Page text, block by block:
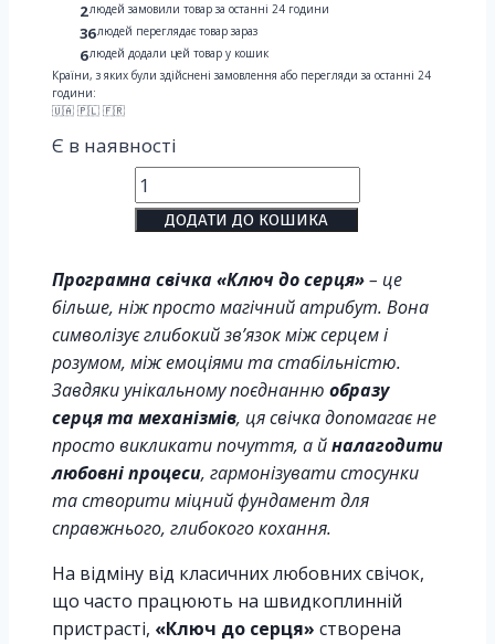
2людей замовили товар за останні 24 години
36людей переглядає товар зараз
6людей додали цей товар у кошик
Країни, з яких були здійснені замовлення або перегляди за останні 24
години:
🇺🇦 🇵🇱 🇫🇷
Є в наявності
ДОДАТИ ДО КОШИКА
Програмна свічка «Ключ до серця»– це
більше, ніж просто магічний атрибут. Вона
символізує глибокий зв’язок між серцем і
розумом, між емоціями та стабільністю.
Завдяки унікальному поєднанню образу
серця та механізмів, ця свічка допомагає не
просто викликати почуття, а йналагодити
любовні процеси, гармонізувати стосунки
та створити міцний фундамент для
справжнього, глибокого кохання.
На відміну від класичних любовних свічок,
що часто працюють на швидкоплинній
пристрасті, «Ключ до серця» створена